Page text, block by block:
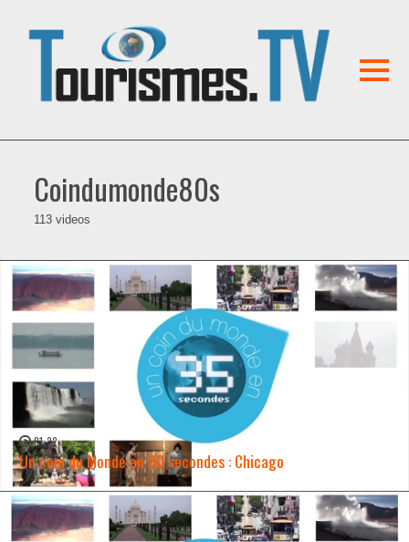
Coindumonde80s
113 videos
01:32
Un coin du Monde en 80 secondes : Chicago
WATCH NOW →